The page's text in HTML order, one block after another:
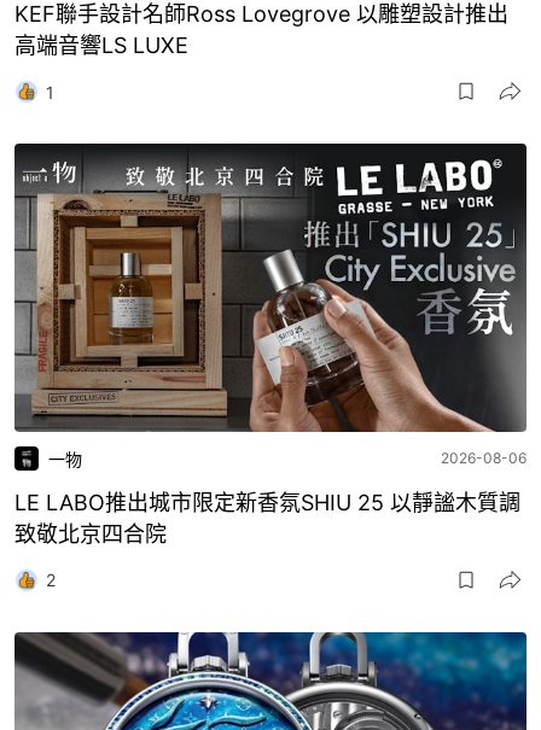
KEF聯手設計名師Ross Lovegrove 以雕塑設計推出
高端音響LS LUXE
1
一物 2026-08-06
LE LABO推出城市限定新香氛SHIU 25 以靜謐木質調
致敬北京四合院
2